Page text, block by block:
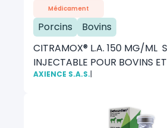
Médicament
Porcins
Bovins
CITRAMOX® L.A. 150 MG/ML
INJECTABLE POUR BOVINS
AXIENCE S.A.S.|